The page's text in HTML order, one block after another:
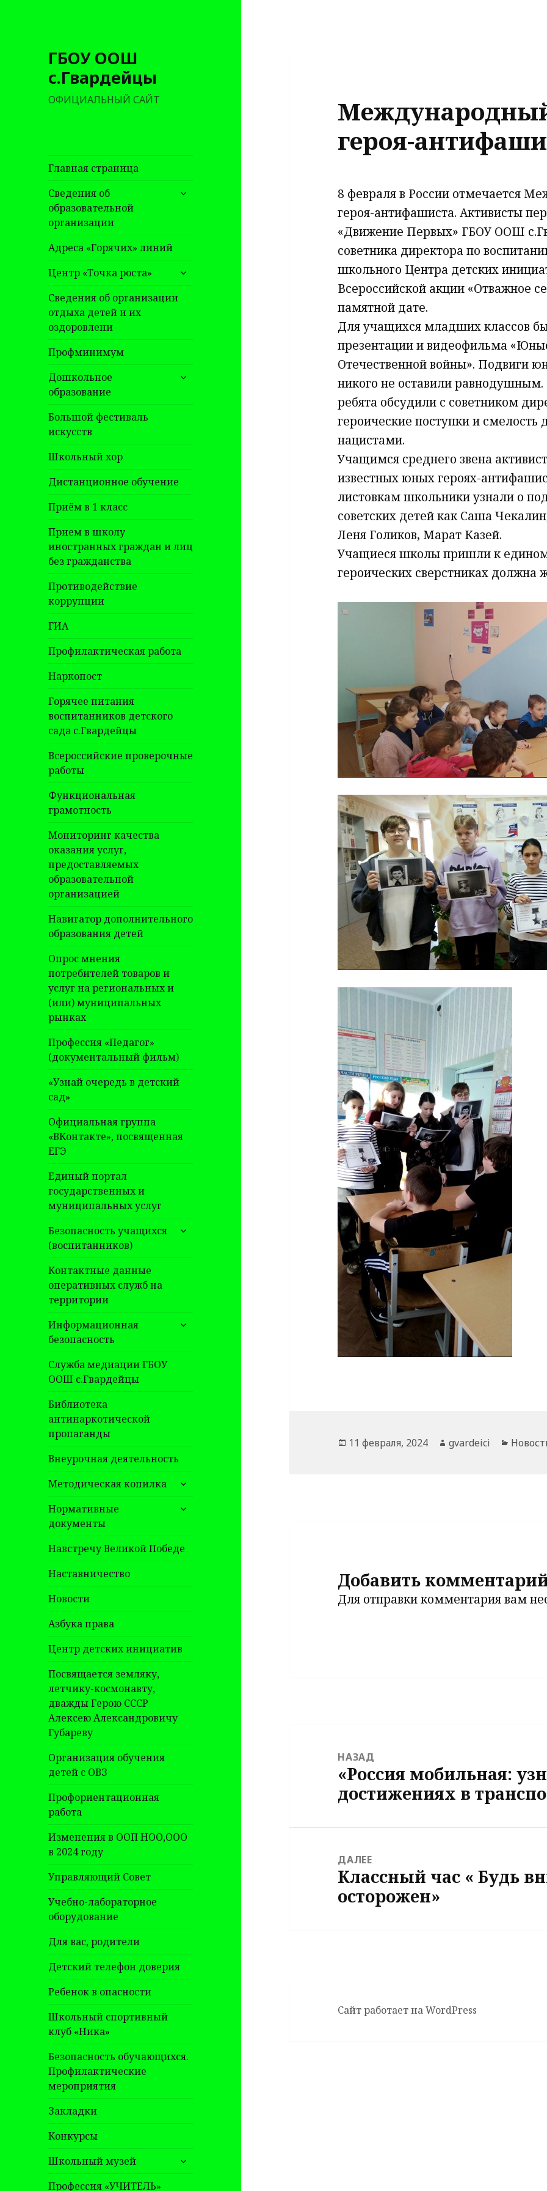
ГБОУ ООШ
с.Гвардейцы
ОФИЦИАЛЬНЫЙ САЙТ
Главная страница
Сведения об
образовательной
организации
раскрыть
Адреса «Горячих» линий
Центр «Точка роста»
раскрыть
дочернее
меню
Сведения об организации
отдыха детей и их
оздоровлени
Профминимум
Дошкольное
образование
раскрыть
Большой фестиваль
искусств
Школьный хор
Дистанционное обучение
Приём в 1 класс
Прием в школу
иностранных граждан и лиц
без гражданства
Противодействие
коррупции
ГИА
Профилактическая работа
Наркопост
Горячее питания
воспитанников детского
сада с.Гвардейцы
Всероссийские проверочные
работы
Функциональная
грамотность
Мониторинг качества
оказания услуг,
предоставляемых
образовательной
организацией
Навигатор дополнительного
образования детей
Опрос мнения
потребителей товаров и
услуг на региональных и
(или) муниципальных
рынках
Профессия «Педагог»
(документальный фильм)
«Узнай очередь в детский
сад»
Официальная группа
«ВКонтакте», посвященная
ЕГЭ
Единый портал
государственных и
муниципальных услуг
Безопасность учащихся
(воспитанников)
раскрыть
Контактные данные
оперативных служб на
территории
Информационная
безопасность
раскрыть
Служба медиации ГБОУ
ООШ с.Гвардейцы
Библиотека
антинаркотической
пропаганды
Внеурочная деятельность
Методическая копилка
раскрыть
дочернее
меню
Нормативные
документы
раскрыть
Навстречу Великой Победе
Наставничество
Новости
Азбука права
Центр детских инициатив
Посвящается земляку,
летчику-космонавту,
дважды Герою СССР
Алексею Александровичу
Губареву
Организация обучения
детей с ОВЗ
Профориентационная
работа
Изменения в ООП НОО,ООО
в 2024 году
Управляющий Совет
Учебно-лабораторное
оборудование
Для вас, родители
Детский телефон доверия
Ребенок в опасности
Школьный спортивный
клуб «Ника»
Безопасность обучающихся.
Профилактические
мероприятия
Закладки
Конкурсы
Школьный музей
раскрыть
дочернее
Профессия «УЧИТЕЛЬ»
героя-
8 февраля в России отмечается
героя-антифашиста. Активисты
«Движение Первых» ГБОУ ООШ
советника директора по
школьного Центра детских
Всероссийской акции «Отважное
памятной дате.
Для учащихся младших классов
презентации и видеофильма
Отечественной войны». Подвиги
никого не оставили
ребята обсудили с советником
героические поступки и смелость
нацистами.
Учащимся среднего звена
известных юных героях-
листовкам школьники узнали о
советских детей как Саша
Леня Голиков, Марат Казей.
Учащиеся школы пришли к
героических сверстниках должна
Опубликовано
11 февраля, 2024 Автор
gvardeici
Добавить
Для отправки комментария вам
записям
НАЗАД
Предыдущая
запись:
«Россия мобильная:
достижениях в
ДАЛЕЕ
Следующая
запись:
Классный час « Будь
осторожен»
Сайт работает на WordPress